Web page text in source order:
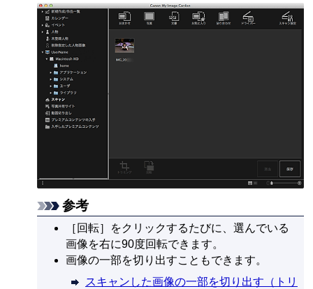
参考
［ 回転］をクリックするたびに、選んでいる
画像を右に90度回転できます。
画像の一部を切り出すこともできます。
スキャンした画像の一部を切り出す（トリ